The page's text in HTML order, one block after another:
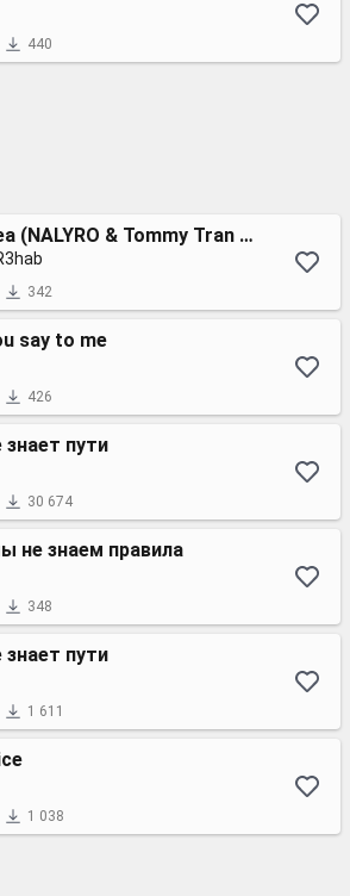
440
Deep Sea (NALYRO & Tommy Tran Remix)
342
say to me
426
знает пути
30 674
не знаем правила
348
знает пути
1 611
1 038